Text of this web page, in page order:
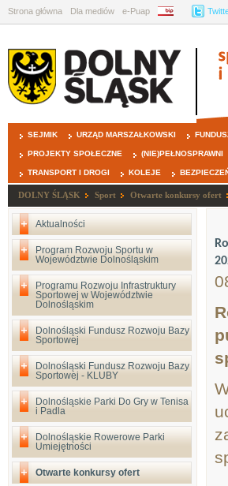
Strona główna Dla mediów e-Puap BIP
SEJMIK URZĄD MARSZAŁKOWSKI
PROJEKTY SPOŁECZNE (NIE)PEŁNOSPRAWNI
TRANSPORT I DROGI KOLEJE
DOLNY ŚLĄSK Sport Otwarte konkursy ofert
Aktualności
Program Rozwoju Sportu w
Województwie Dolnośląskim
Programu Rozwoju Infrastruktury
Sportowej w Województwie
Dolnośląskim
Dolnośląski Fundusz Rozwoju Bazy
Sportowej
Dolnośląski Fundusz Rozwoju Bazy
Sportowej - KLUBY
Dolnośląskie Parki Do Gry w Tenisa
i Padla
Dolnośląskie Rowerowe Parki
Umiejętności
Otwarte konkursy ofert